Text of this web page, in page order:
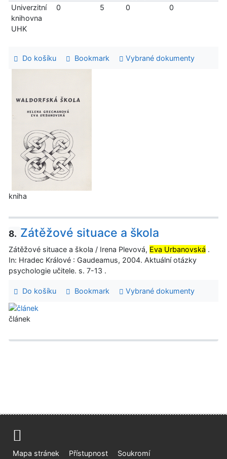
Univerzitní
knihovna
UHK
0 5 0 0
Do košíku Bookmark Vybrané dokumenty
kniha
8. Zátěžové situace a škola
Zátěžové situace a škola / Irena Plevová, Eva Urbanovská .
In: Hradec Králové : Gaudeamus, 2004. Aktuální otázky
psychologie učitele. s. 7-13 .
Do košíku Bookmark Vybrané dokumenty
článek
Mapa stránek Přístupnost Soukromí